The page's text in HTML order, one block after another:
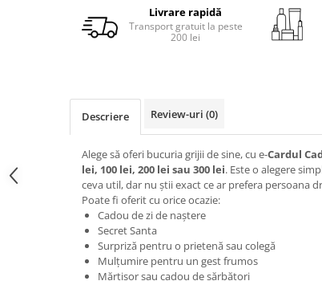
Livrare rapidă
Transport gratuit la peste
200 lei
Descriere Review-uri (0)
Alege să oferi bucuria grijii de sine, cu e-Cardul
lei, 100 lei, 200 lei sau 300 lei. Este o alegere
ceva util, dar nu știi exact ce ar prefera persoana
Poate fi oferit cu orice ocazie:
Cadou de zi de naștere
Secret Santa
Surpriză pentru o prietenă sau colegă
Mulțumire pentru un gest frumos
Mărțișor sau cadou de sărbători